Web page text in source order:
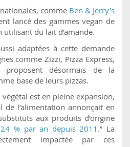
comme Ben & Jerry’s
lancé des gammes vegan de
du lait d’amande.
adaptées à cette demande
comme Zizzi, Pizza Express,
désormais de la
base de leurs pizzas.
est en pleine expansion,
de l’alimentation annonçait en
aux produits d’origine
24 % par an depuis 2011 .” La
impactée par ces